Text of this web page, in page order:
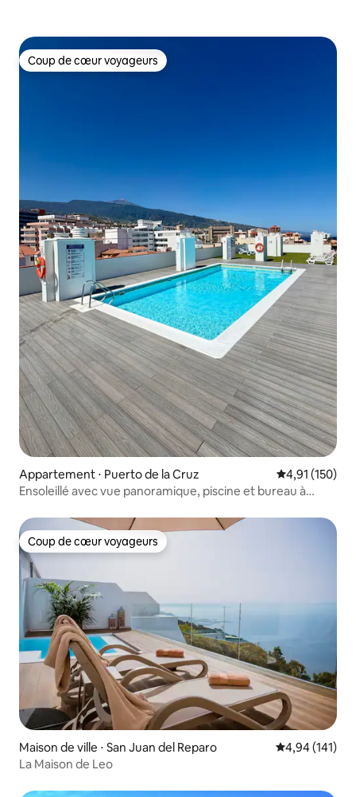
Coup de cœur voyageurs
Coup de cœur voyageurs
Appartement ⋅ Puerto de la Cruz Évaluation
4,91 (150)
Ensoleillé avec vue panoramique, piscine et bureau à
Coup de cœur voyageurs
Coup de cœur voyageurs
Maison de ville ⋅ San Juan del Reparo Évaluation
4,94 (141)
La Maison de Leo